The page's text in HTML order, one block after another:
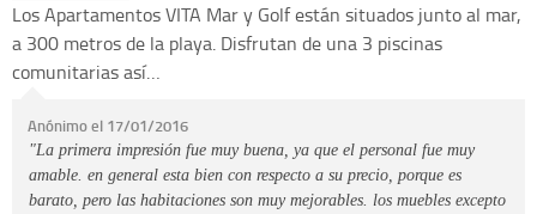
Los Apartamentos VITA Mar y Golf están situados junto al mar,
a 300 metros de la playa. Disfrutan de una 3 piscinas
comunitarias así…
Anónimo el 17/01/2016
"La primera impresión fue muy buena, ya que el personal fue muy
amable. en general esta bien con respecto a su precio, porque es
barato, pero las habitaciones son muy mejorables. los muebles excepto